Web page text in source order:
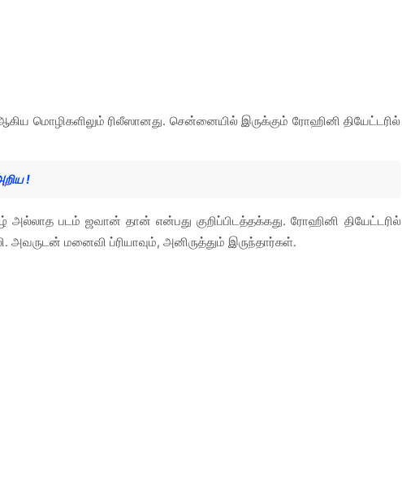
மொழிகளிலும் ரிலீஸானது. சென்னையில் இருக்கும் ரோஹினி தியேட்டரில்
!
அல்லாத படம் ஜவான் தான் என்பது குறிப்பிடத்தக்கது. ரோஹினி தியேட்டரில்
அவருடன் மனைவி ப்ரியாவும், அனிருத்தும் இருந்தார்கள்.